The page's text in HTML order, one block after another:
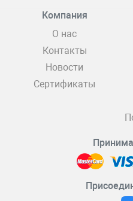
Компания
О нас
Контакты
Новости
Сертификаты